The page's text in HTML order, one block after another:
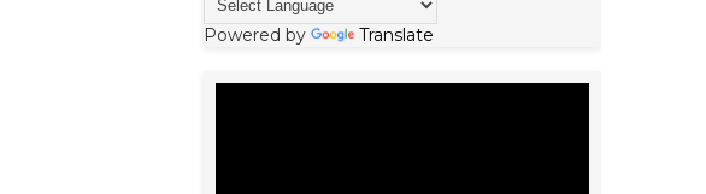
Powered by Translate